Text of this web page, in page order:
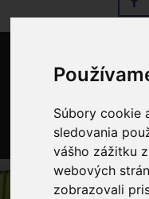
Súbory cookie
sledovania
vášho zážitku
webových
zobrazovali